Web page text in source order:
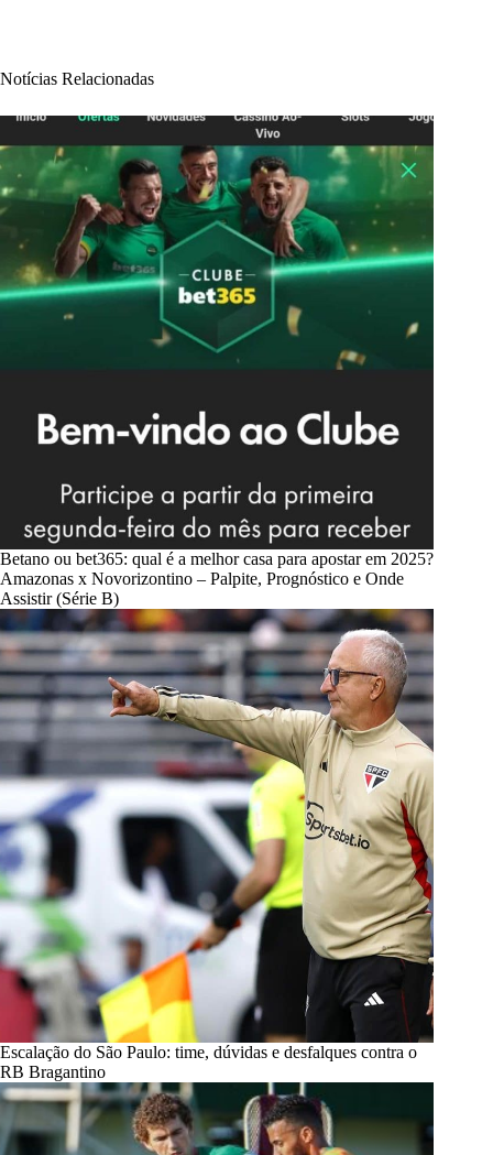
Notícias Relacionadas
Betano ou bet365: qual é a melhor casa para apostar em 2025?
Amazonas x Novorizontino – Palpite, Prognóstico e Onde
Assistir (Série B)
Escalação do São Paulo: time, dúvidas e desfalques contra o
RB Bragantino